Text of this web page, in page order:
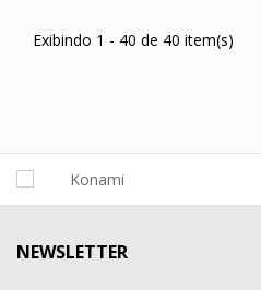
Exibindo 1 - 40 de 40 item(s)
NEWSLETTER